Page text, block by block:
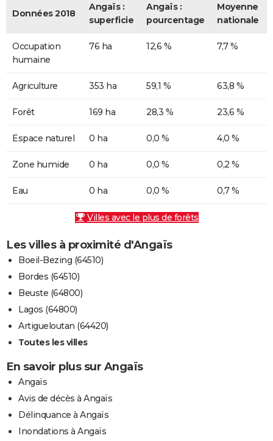
Données 2018
Angaïs :
superficie
Angaïs :
pourcentage
Moyenne
nationale
Occupation
humaine
76 ha 12,6 % 7,7 %
Agriculture 353 ha 59,1 % 63,8 %
Forêt 169 ha 28,3 % 23,6 %
Espace naturel 0 ha 0,0 % 4,0 %
Zone humide 0 ha 0,0 % 0,2 %
Eau 0 ha 0,0 % 0,7 %
Villes avec le plus de forêts
Les villes à proximité d'Angaïs
Boeil-Bezing (64510)
Bordes (64510)
Beuste (64800)
Lagos (64800)
Artigueloutan (64420)
Toutes les villes
En savoir plus sur Angaïs
Angaïs
Avis de décès à Angaïs
Délinquance à Angaïs
Inondations à Angaïs